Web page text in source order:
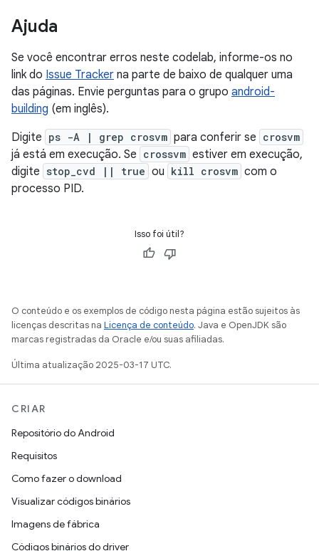
Ajuda
Se você encontrar erros neste codelab, informe-os no
link do Issue Tracker na parte de baixo de qualquer uma
das páginas. Envie perguntas para o grupo android-
building (em inglês).
Digite ps -A | grep crosvm para conferir se crosvm
já está em execução. Se crossvm estiver em execução,
digite stop_cvd || true ou kill crosvm com o
processo PID.
Isso foi útil?
O conteúdo e os exemplos de código nesta página estão sujeitos às
licenças descritas na Licença de conteúdo. Java e OpenJDK são
marcas registradas da Oracle e/ou suas afiliadas.
Última atualização 2025-03-17 UTC.
CRIAR
Repositório do Android
Requisitos
Como fazer o download
Visualizar códigos binários
Imagens de fábrica
Códigos binários do driver